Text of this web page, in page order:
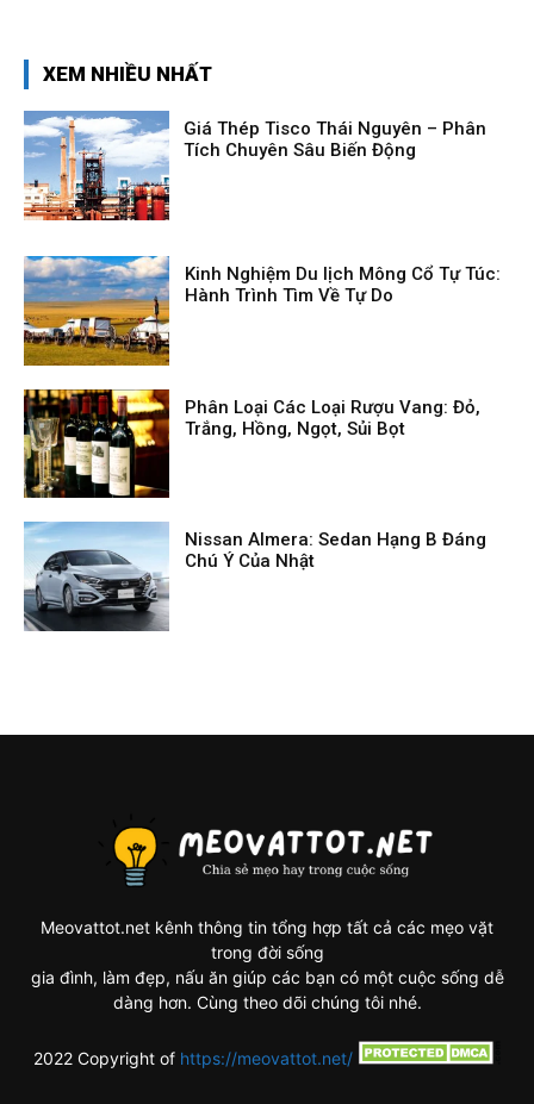
XEM NHIỀU NHẤT
Giá Thép Tisco Thái Nguyên – Phân
Tích Chuyên Sâu Biến Động
Kinh Nghiệm Du lịch Mông Cổ Tự Túc:
Hành Trình Tìm Về Tự Do
Phân Loại Các Loại Rượu Vang: Đỏ,
Trắng, Hồng, Ngọt, Sủi Bọt
Nissan Almera: Sedan Hạng B Đáng
Chú Ý Của Nhật
Meovattot.net kênh thông tin tổng hợp tất cả các mẹo vặt
trong đời sống
gia đình, làm đẹp, nấu ăn giúp các bạn có một cuộc sống dễ
dàng hơn. Cùng theo dõi chúng tôi nhé.
2022 Copyright of https://meovattot.net/